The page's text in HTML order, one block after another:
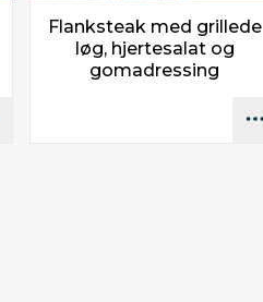
Flanksteak med grillede
løg, hjertesalat og
gomadressing